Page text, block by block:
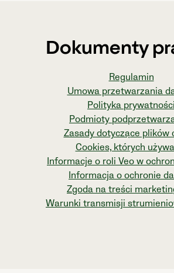
Dokumenty
Regulamin
Umowa przetwarzania
Polityka prywatności
Podmioty
Zasady dotyczące plików
Cookies, których
Informacje o roli Veo w
Informacja o ochronie
Zgoda na treści
Warunki transmisji